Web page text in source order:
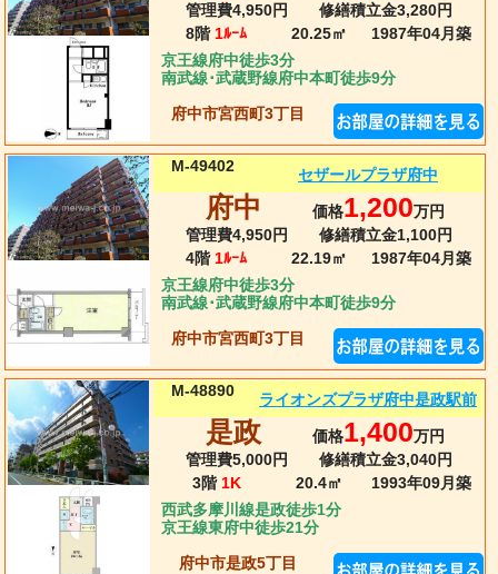
管理費4,950円
修繕積立金3,280円
8階 1ﾙｰﾑ 20.25㎡ 1987年04月 築
京王線府中徒歩3分
南武線･武蔵野線府中本町徒歩9分
府中市宮西町3丁目
M-49402 セザールプラザ府中
府中 価格1,200万円
管理費4,950円
修繕積立金1,100円
4階 1ﾙｰﾑ 22.19㎡ 1987年04月 築
京王線府中徒歩3分
南武線･武蔵野線府中本町徒歩9分
府中市宮西町3丁目
M-48890 ライオンズプラザ府中是政駅前
是政 価格1,400万円
管理費5,000円
修繕積立金3,040円
3階 1K 20.4㎡ 1993年09月 築
西武多摩川線是政徒歩1分
京王線東府中徒歩21分
府中市是政5丁目